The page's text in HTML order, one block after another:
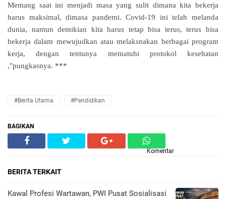
Memang saat ini menjadi masa yang sulit dimana kita bekerja
harus maksimal, dimasa pandemi. Covid-19 ini telah melanda
dunia, namun demikian kita harus tetap bisa terus, terus bisa
bekerja dalam mewujudkan atau melaksnakan berbagai program
kerja, dengan tentunya mematuhi protokol kesehatan
,"pungkasnya. ***
#Berita Utama #Pendidikan
BAGIKAN
Komentar
BERITA TERKAIT
Kawal Profesi Wartawan, PWI Pusat Sosialisasi